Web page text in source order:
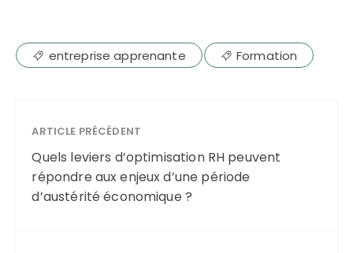
entreprise apprenante Formation
ARTICLE PRÉCÉDENT
Quels leviers d’optimisation RH peuvent
répondre aux enjeux d’une période
d’austérité économique ?